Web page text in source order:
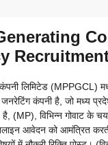
लिमिटेड (MPPGCL)
जनरेटिंग कंपनी है, जो मध्य
(MP), विभिन्न गोवाट के
आवेदन को आमंत्रित